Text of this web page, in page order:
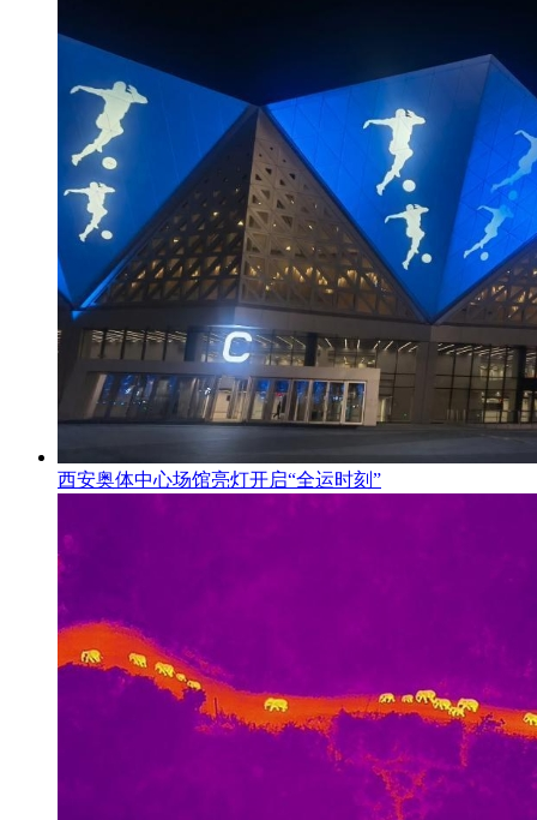
西安奥体中心场馆亮灯开启“全运时刻”